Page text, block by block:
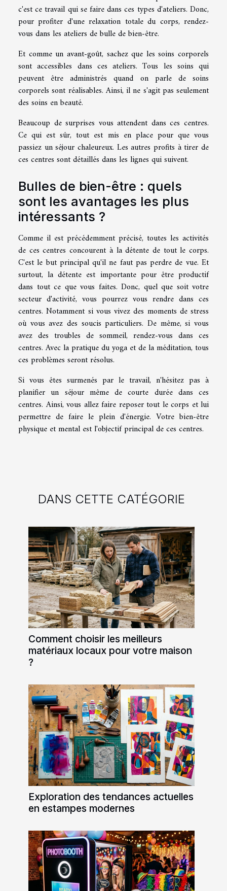
c'est ce travail qui se faire dans ces types d'ateliers. Donc,
pour profiter d'une relaxation totale du corps, rendez-
vous dans les ateliers de bulle de bien-être.
Et comme un avant-goût, sachez que les soins corporels
sont accessibles dans ces ateliers. Tous les soins qui
peuvent être administrés quand on parle de soins
corporels sont réalisables. Ainsi, il ne s'agit pas seulement
des soins en beauté.
Beaucoup de surprises vous attendent dans ces centres.
Ce qui est sûr, tout est mis en place pour que vous
passiez un séjour chaleureux. Les autres profits à tirer de
ces centres sont détaillés dans les lignes qui suivent.
Bulles de bien-être : quels
sont les avantages les plus
intéressants ?
Comme il est précédemment précisé, toutes les activités
de ces centres concourent à la détente de tout le corps.
C'est le but principal qu'il ne faut pas perdre de vue. Et
surtout, la détente est importante pour être productif
dans tout ce que vous faites. Donc, quel que soit votre
secteur d'activité, vous pourrez vous rendre dans ces
centres. Notamment si vous vivez des moments de stress
où vous avez des soucis particuliers. De même, si vous
avez des troubles de sommeil, rendez-vous dans ces
centres. Avec la pratique du yoga et de la méditation, tous
ces problèmes seront résolus.
Si vous êtes surmenés par le travail, n'hésitez pas à
planifier un séjour même de courte durée dans ces
centres. Ainsi, vous allez faire reposer tout le corps et lui
permettre de faire le plein d'énergie. Votre bien-être
physique et mental est l'objectif principal de ces centres.
DANS CETTE CATÉGORIE
Comment choisir les meilleurs
matériaux locaux pour votre maison
?
Exploration des tendances actuelles
en estampes modernes